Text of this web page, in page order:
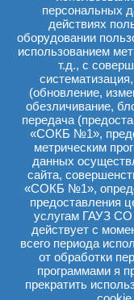
г.
Режим
Обратите
актуальным
уточнить
персональных
действиях
оборудовании
использованием
т.д., с
(обновление,
обезличивание,
передача
«СОКБ №1»,
метрическим
данных
сайта,
«СОКБ №1»,
предоставления
услугам ГАУЗ
действует с
всего периода
от обработки
программами я
прекратить